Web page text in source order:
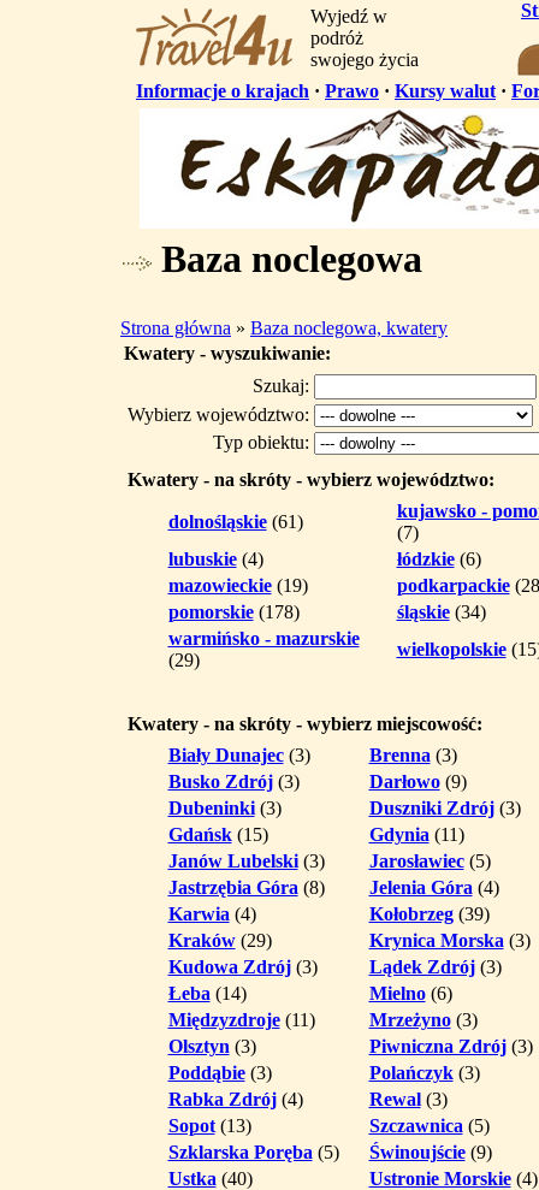
Wyjedź w
podróż
swojego życia
Informacje o krajach · Prawo · Kursy walut ·
Baza noclegowa
Strona główna » Baza noclegowa, kwatery
Kwatery - wyszukiwanie:
Szukaj:
Wybierz województwo:
Typ obiektu:
Kwatery - na skróty - wybierz województwo:
dolnośląskie(61)
kujawsko -
(7)
lubuskie(4) łódzkie(6)
mazowieckie(19) podkarpackie
pomorskie(178) śląskie(34)
warmińsko - mazurskie
(29)
wielkopolskie
Kwatery - na skróty - wybierz miejscowość:
Biały Dunajec(3) Brenna (3)
Busko Zdrój(3) Darłowo(9)
Dubeninki(3) Duszniki Zdrój(3)
Gdańsk(15) Gdynia (11)
Janów Lubelski(3) Jarosławiec(5)
Jastrzębia Góra (8) Jelenia Góra (4)
Karwia (4) Kołobrzeg(39)
Kraków(29) Krynica Morska (3)
Kudowa Zdrój(3) Lądek Zdrój(3)
Łeba (14) Mielno(6)
Międzyzdroje(11) Mrzeżyno(3)
Olsztyn (3) Piwniczna Zdrój(3)
Poddąbie(3) Polańczyk(3)
Rabka Zdrój(4) Rewal(3)
Sopot(13) Szczawnica (5)
Szklarska Poręba (5) Świnoujście(9)
Ustka (40) Ustronie Morskie(4)